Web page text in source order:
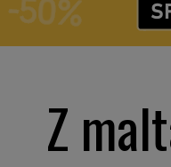
Z